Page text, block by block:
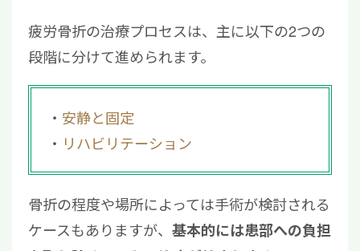
疲労骨折の治療プロセスは、主に以下の2つの
段階に分けて進められます。
安静と固定
リハビリテーション
骨折の程度や場所によっては手術が検討される
ケースもありますが、 基本的には患部への負担